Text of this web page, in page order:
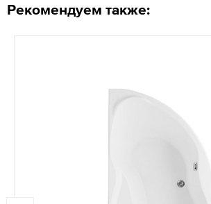
Рекомендуем также: